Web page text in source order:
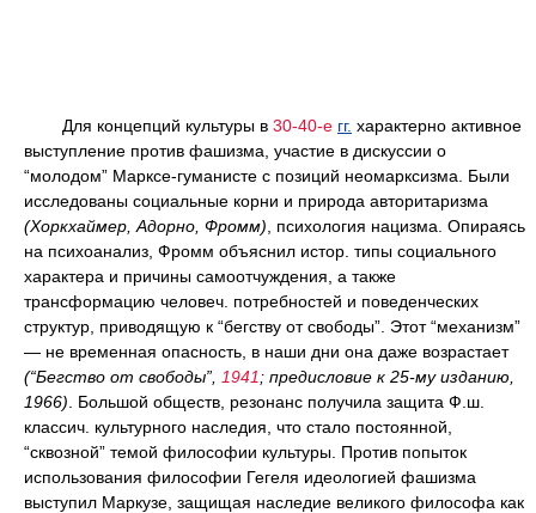
Для концепций культуры в 30-40-е гг. характерно активное
выступление против фашизма, участие в дискуссии о
“молодом” Марксе-гуманисте с позиций неомарксизма. Были
исследованы социальные корни и природа авторитаризма
(Хоркхаймер, Адорно, Фромм) , психология нацизма. Опираясь
на психоанализ, Фромм объяснил истор. типы социального
характера и причины самоотчуждения, а также
трансформацию человеч. потребностей и поведенческих
структур, приводящую к “бегству от свободы”. Этот “механизм”
— не временная опасность, в наши дни она даже возрастает
(“Бегство от свободы”,
1941 ; предисловие к 25-му изданию,
1966) . Большой обществ, резонанс получила защита Ф.ш.
классич. культурного наследия, что стало постоянной,
“сквозной” темой философии культуры. Против попыток
использования философии Гегеля идеологией фашизма
выступил Маркузе, защищая наследие великого философа как